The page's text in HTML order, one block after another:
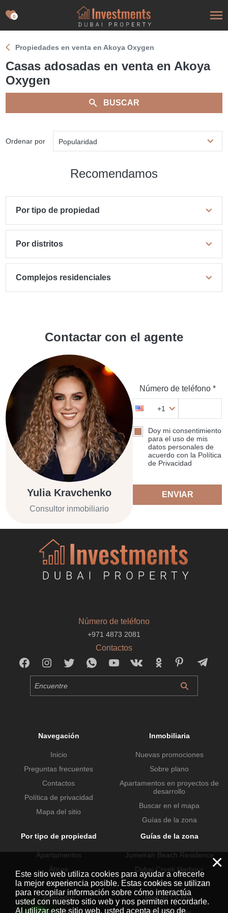
0
Propiedades en venta en Akoya Oxygen
Casas adosadas en venta en Akoya
Oxygen
BUSCAR
Ordenar por Popularidad
Recomendamos
Por tipo de propiedad
Por distritos
Complejos residenciales
Contactar con el agente
Yulia Kravchenko
Consultor inmobiliario
Número de teléfono *
+1
Doy mi consentimiento
para el uso de mis
datos personales de
acuerdo con la Política
de Privacidad
ENVIAR
Número de teléfono
+971 4873 2081
Contactos
Navegación
Inicio
Preguntas frecuentes
Contactos
Política de privacidad
Mapa del sitio
Inmobiliaria
Nuevas promociones
Sobre plano
Apartamentos en proyectos de
desarrollo
Buscar en el mapa
Guías de la zona
Por tipo de propiedad
Apartamentos
Áticos
Chalets
Adosados
Guías de la zona
Jumeirah Beach Residence
Dubai Creek Harbour
Urbanización Dubai Hills
Port de La Mer
×
Este sitio web utiliza cookies para ayudar a ofrecerle
la mejor experiencia posible. Estas cookies se utilizan
para recopilar información sobre cómo interactúa
usted con nuestro sitio web y nos permiten recordarle.
Al utilizar este sitio web, usted acepta el uso de